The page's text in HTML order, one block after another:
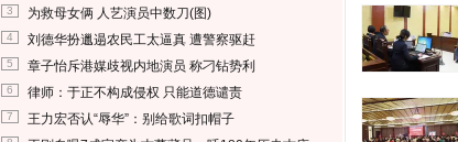
3 为救母女俩 人艺演员中数刀(图)
4 刘德华扮邋遢农民工太逼真 遭警察驱赶
5 章子怡斥港媒歧视内地演员 称刁钻势利
6 律师：于正不构成侵权 只能道德谴责
7 王力宏否认“辱华”：别给歌词扣帽子